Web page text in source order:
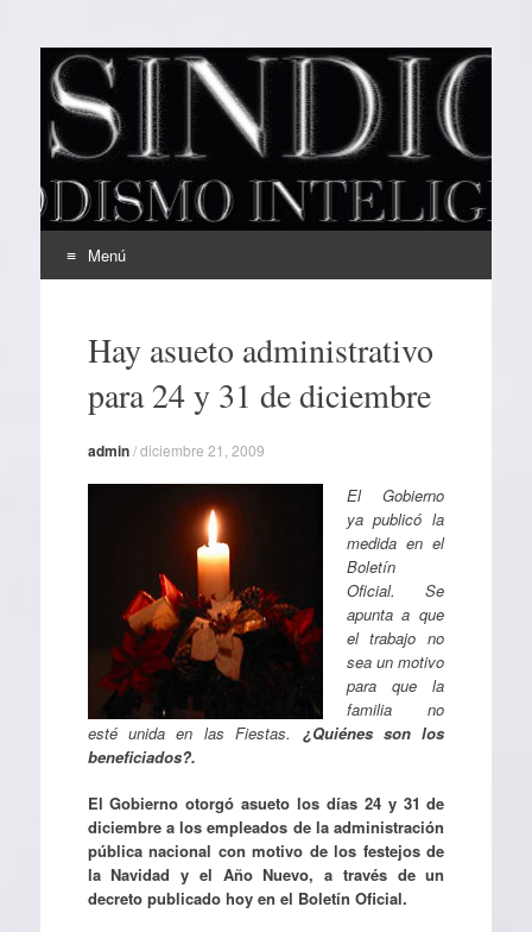
EL SINDICAL
Periodismo Inteligente
Menú
contenidoHay asueto administrativo
para 24 y 31 de diciembre
admin/diciembre 21, 2009
El Gobierno
ya publicó la
medida en el
Boletín
Oficial. Se
apunta a que
el trabajo no
sea un motivo
para que la
familia no
esté unida en las Fiestas. ¿Quiénes son los
beneficiados?.
El Gobierno otorgó asueto los días 24 y 31 de
diciembre a los empleados de la administración
pública nacional con motivo de los festejos de
la Navidad y el Año Nuevo, a través de un
decreto publicado hoy en el Boletín Oficial.